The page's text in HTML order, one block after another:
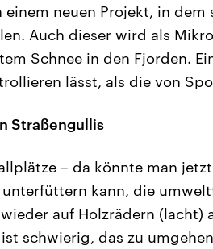
einem neuen Projekt, in
Auch dieser wird als
Schnee in den Fjorden.
lässt, als die von
Straßengullis
– da könnte man
unterfüttern kann, die
auf Holzrädern
schwierig, das zu